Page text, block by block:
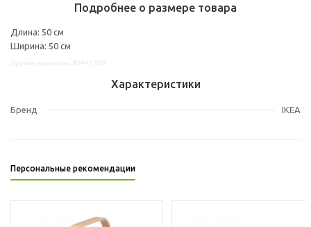
Подробнее о размере товара
Длина: 50 см
Ширина: 50 см
Характеристики
Бренд IKEA
Персональные рекомендации